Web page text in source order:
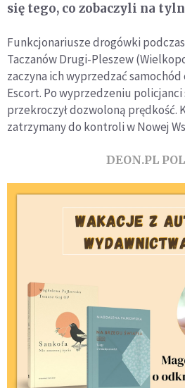
się tego, co zobaczyli na
Funkcjonariusze drogówki
Taczanów Drugi-Pleszew
zaczyna ich wyprzedzać
Escort. Po wyprzedzeniu
przekroczył dozwoloną prędkość.
zatrzymany do kontroli w Nowej
DEON.PL